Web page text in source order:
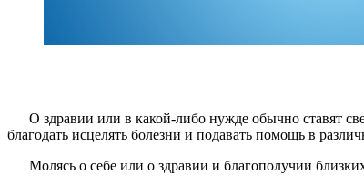
О здравии или в какой-либо нужде обычно ставят
благодать исцелять болезни и подавать помощь в
Молясь о себе или о здравии и благополучии